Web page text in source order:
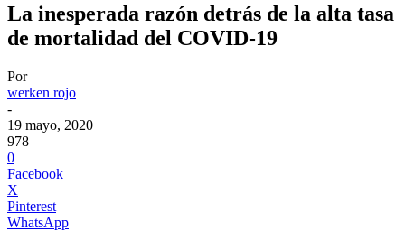
La inesperada razón detrás de la alta tasa
de mortalidad del COVID-19
Por
werken rojo
-
19 mayo, 2020
978
0
Facebook
X
Pinterest
WhatsApp